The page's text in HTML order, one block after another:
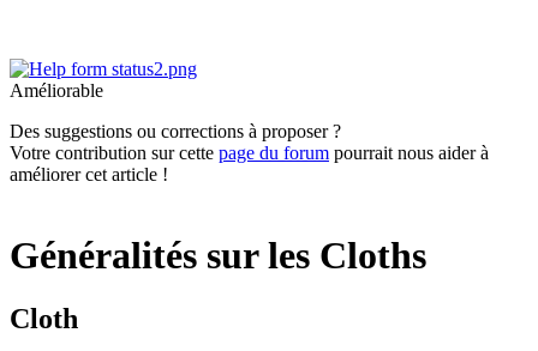
Améliorable
Des suggestions ou corrections à proposer ?
Votre contribution sur cette page du forum pourrait nous aider à
améliorer cet article !
Généralités sur les Cloths
Cloth